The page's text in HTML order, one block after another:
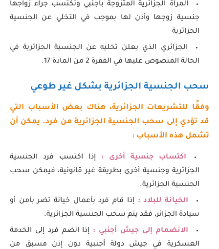
المرأة الجزائرية المتزوجة بأجنبي وتكتسب جراء زواجها
جنسية زوجها وأذن لها بموجب في التخلي عن الجنسية
الجزائرية
الجزائري الذي يعلن تخليه عن الجنسية الجزائرية في
الحالة المنصوص عليها في الفقرة 2 من المادة 17.
سحب الجنسية الجزائرية بشكل غير طوعي
وفقًا للتشريعات الجزائرية، هناك بعض الأسباب التي
قد تؤدي إلى سحب الجنسية الجزائرية من فرد. يمكن أن
تشمل هذه الأسباب :
اكتساب جنسية أخرى : إذا اكتسب فرد الجنسية
الجزائرية وجنسية أخرى بطريقة غير قانونية، فيمكن سحب
الجنسية الجزائرية.
الخيانة للبلاد : إذا قام فرد بأعمال خيانة تضر بأمن أو
سيادة الجزائر، فقد يتم سحب الجنسية الجزائرية.
الانضمام إلى جيش أجنبي : إذا انضم فرد إلى الخدمة
العسكرية في جيش دولة أجنبية دون إذن مسبق من